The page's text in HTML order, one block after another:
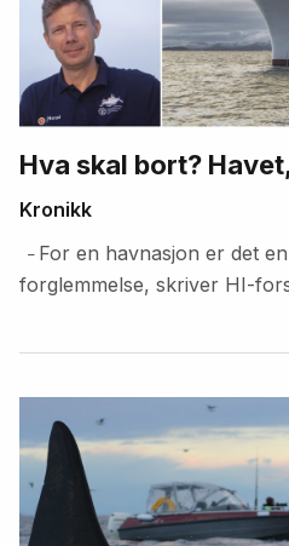
Hva skal bort?
Kronikk
– For en havnasjon er det
forglemmelse, skriver HI-
artikler